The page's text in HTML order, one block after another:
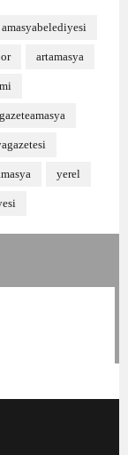
amasyabelediyesi
artamasya
gazeteamasya
yerel